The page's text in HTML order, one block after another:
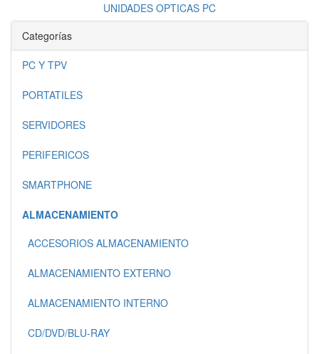
UNIDADES OPTICAS PC
Categorías
PC Y TPV
PORTATILES
SERVIDORES
PERIFERICOS
SMARTPHONE
ALMACENAMIENTO
ACCESORIOS ALMACENAMIENTO
ALMACENAMIENTO EXTERNO
ALMACENAMIENTO INTERNO
CD/DVD/BLU-RAY